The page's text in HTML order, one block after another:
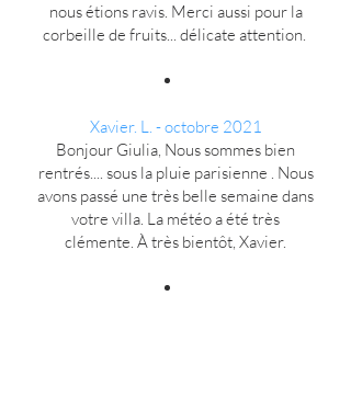
nous étions ravis. Merci aussi pour la
corbeille de fruits... délicate attention.
Xavier. L. - octobre 2021
Bonjour Giulia, Nous sommes bien
rentrés.... sous la pluie parisienne . Nous
avons passé une très belle semaine dans
votre villa. La météo a été très
clémente. À très bientôt, Xavier.